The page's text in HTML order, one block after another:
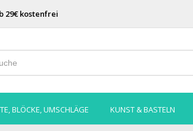
29€ kostenfrei
BLÖCKE, UMSCHLÄGE KUNST & BASTELN